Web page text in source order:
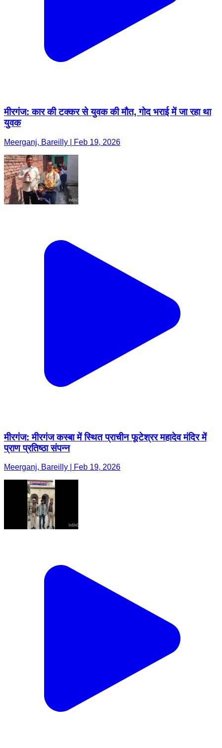
मीरगंज: कार की टक्कर से युवक की मौत, गोद भराई में जा रहा था
युवक
Meerganj, Bareilly | Feb 19, 2026
मीरगंज: मीरगंज कस्बा में स्थित प्राचीन फूटेश्रर महादेव मंदिर में
प्राण प्रतिष्ठा संपन्न
Meerganj, Bareilly | Feb 19, 2026